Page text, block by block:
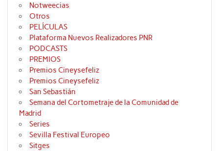
Notweecias
Otros
PELÍCULAS
Plataforma Nuevos Realizadores PNR
PODCASTS
PREMIOS
Premios Cineysefeliz
Premios Cineysefeliz
San Sebastián
Semana del Cortometraje de la Comunidad de
Madrid
Series
Sevilla Festival Europeo
Sitges